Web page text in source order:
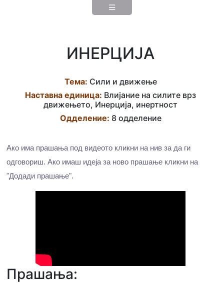
ИНЕРЦИЈА
Тема: Сили и движење
Наставна eдиница: Влијание на силите врз
движењето, Инерција, инертност
Одделение: 8 одделение
Ако има прашања под видеото кликни на нив за да ги
одговориш. Ако имаш идеја за ново прашање кликни на
"Додади прашање".
Прашања: